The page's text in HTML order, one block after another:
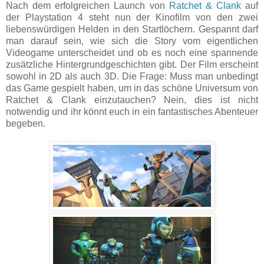
Nach dem erfolgreichen Launch von Ratchet & Clank auf
der Playstation 4 steht nun der Kinofilm von den zwei
liebenswürdigen Helden in den Startlöchern. Gespannt darf
man darauf sein, wie sich die Story vom eigentlichen
Videogame unterscheidet und ob es noch eine spannende
zusätzliche Hintergrundgeschichten gibt. Der Film erscheint
sowohl in 2D als auch 3D. Die Frage: Muss man unbedingt
das Game gespielt haben, um in das schöne Universum von
Ratchet & Clank einzutauchen? Nein, dies ist nicht
notwendig und ihr könnt euch in ein fantastisches Abenteuer
begeben.